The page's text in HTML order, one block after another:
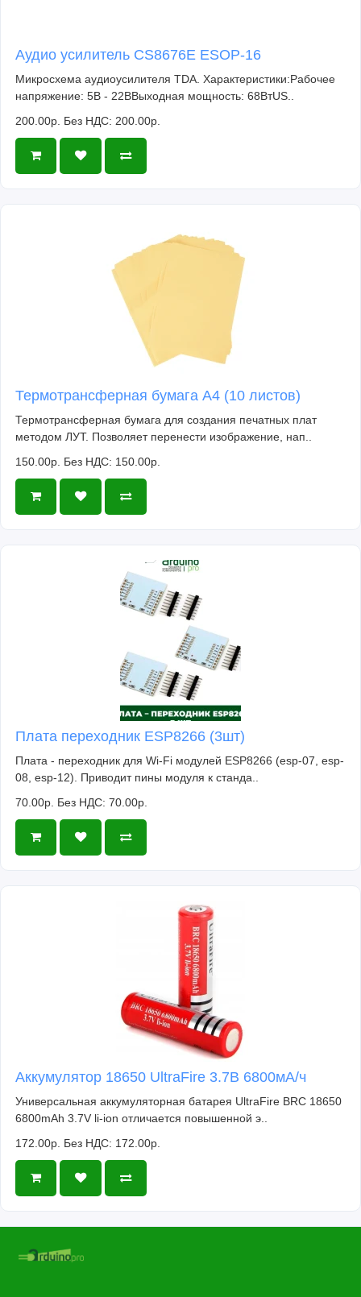
Аудио усилитель CS8676E ESOP-16
Микросхема аудиоусилителя TDA. Характеристики:Рабочее
напряжение: 5В - 22ВВыходная мощность: 68ВтUS..
200.00р. Без НДС: 200.00р.
Термотрансферная бумага А4 (10 листов)
Термотрансферная бумага для создания печатных плат
методом ЛУТ. Позволяет перенести изображение, нап..
150.00р. Без НДС: 150.00р.
Плата переходник ESP8266 (3шт)
Плата - переходник для Wi-Fi модулей ESP8266 (esp-07, esp-
08, esp-12). Приводит пины модуля к станда..
70.00р. Без НДС: 70.00р.
Аккумулятор 18650 UltraFire 3.7В 6800мА/ч
Универсальная аккумуляторная батарея UltraFire BRC 18650
6800mAh 3.7V li-ion отличается повышенной э..
172.00р. Без НДС: 172.00р.